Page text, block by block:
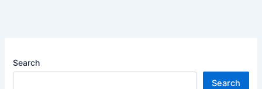
Search
Search